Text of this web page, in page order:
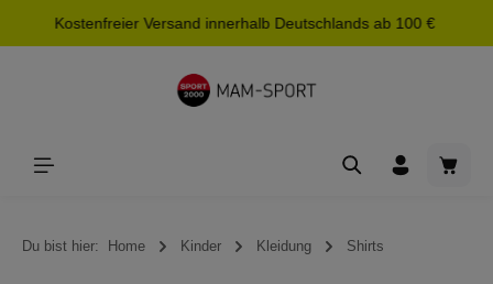
springen
Kostenfreier Versand innerhalb Deutschlands ab 100 €
Du bist hier: Home Kinder Kleidung Shirts